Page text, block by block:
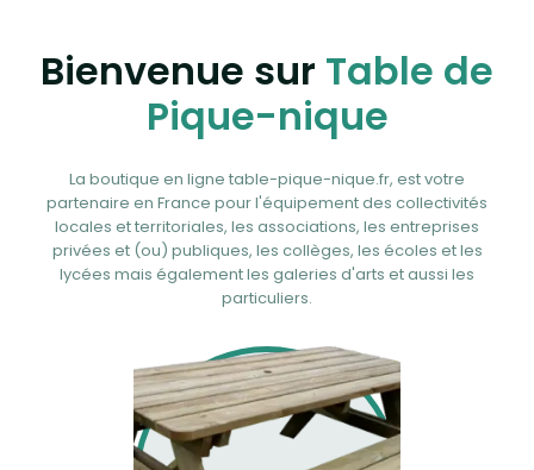
Bienvenue sur Table de
Pique-nique
La boutique en ligne table-pique-nique.fr, est votre
partenaire en France pour l'équipement des collectivités
locales et territoriales, les associations, les entreprises
privées et (ou) publiques, les collèges, les écoles et les
lycées mais également les galeries d'arts et aussi les
particuliers.